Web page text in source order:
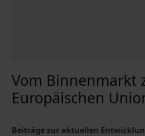
Vom Binnenmarkt
Europäischen
Beiträge zur aktuellen